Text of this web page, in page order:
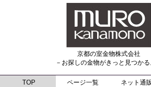
京都の室金物株式会社
－お探しの金物がきっと見つかる
TOP ページ一覧 ネット通